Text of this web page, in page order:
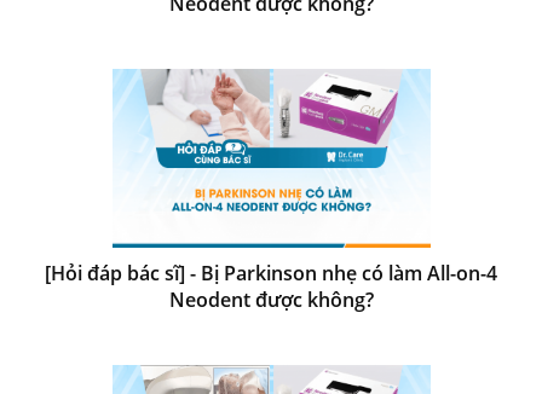
[Hỏi đáp bác sĩ] - Bị Parkinson nhẹ có làm All-on-4
Neodent được không?